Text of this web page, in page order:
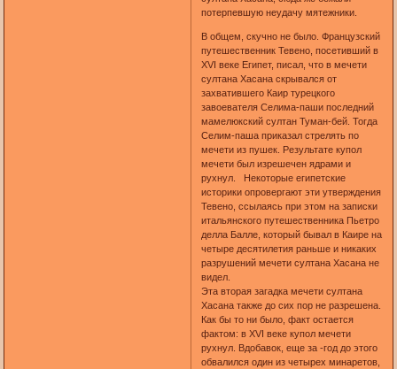
потерпевшую неудачу мятежники.
В общем, скучно не было. Французский
путешественник Тевено, посетивший в
XVI веке Египет, писал, что в мечети
султана Хасана скрывался от
захватившего Каир турецкого
завоевателя Селима-паши последний
мамелюкский султан Туман-бей. Тогда
Селим-паша приказал стрелять по
мечети из пушек. Результате купол
мечети был изрешечен ядрами и
рухнул. Некоторые египетские
историки опровергают эти утверждения
Тевено, ссылаясь при этом на записки
итальянского путешественника Пьетро
делла Балле, который бывал в Каире на
четыре десятилетия раньше и никаких
разрушений мечети султана Хасана не
видел.
Эта вторая загадка мечети султана
Хасана также до сих пор не разрешена.
Как бы то ни было, факт остается
фактом: в XVI веке купол мечети
рухнул. Вдобавок, еще за -год до этого
обвалился один из четырех минаретов,